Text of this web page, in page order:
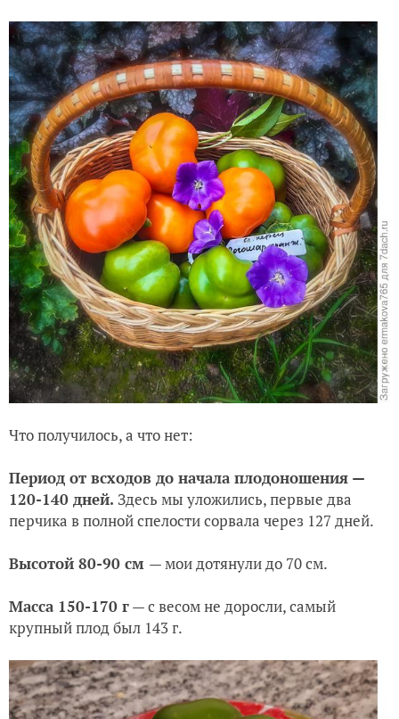
Что получилось, а что нет:
Период от всходов до начала плодоношения —
120-140 дней. Здесь мы уложились, первые два
перчика в полной спелости сорвала через 127 дней.
Высотой 80-90 см — мои дотянули до 70 см.
Масса 150-170 г— с весом не доросли, самый
крупный плод был 143 г.